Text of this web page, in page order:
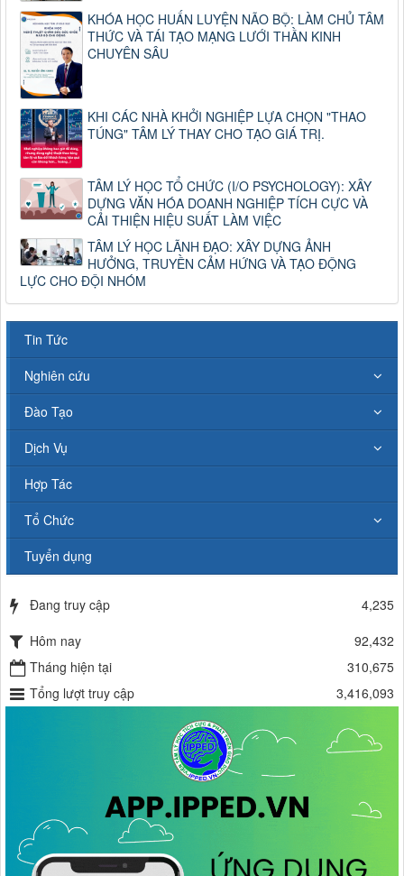
KHÓA HỌC HUẤN LUYỆN NÃO BỘ: LÀM CHỦ TÂM
THỨC VÀ TÁI TẠO MẠNG LƯỚI THẦN KINH
CHUYÊN SÂU
KHI CÁC NHÀ KHỞI NGHIỆP LỰA CHỌN "THAO
TÚNG" TÂM LÝ THAY CHO TẠO GIÁ TRỊ.
TÂM LÝ HỌC TỔ CHỨC (I/O PSYCHOLOGY): XÂY
DỰNG VĂN HÓA DOANH NGHIỆP TÍCH CỰC VÀ
CẢI THIỆN HIỆU SUẤT LÀM VIỆC
TÂM LÝ HỌC LÃNH ĐẠO: XÂY DỰNG ẢNH
HƯỞNG, TRUYỀN CẢM HỨNG VÀ TẠO ĐỘNG
LỰC CHO ĐỘI NHÓM
Tin Tức
Nghiên cứu
Đào Tạo
Dịch Vụ
Hợp Tác
Tổ Chức
Tuyển dụng
Đang truy cập
4,235
Hôm nay
92,432
Tháng hiện tại
310,675
Tổng lượt truy cập
3,416,093